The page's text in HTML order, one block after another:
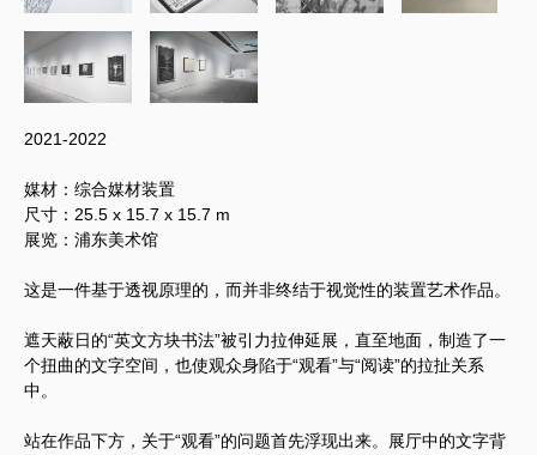
2021-2022
媒材：综合媒材装置
尺寸：25.5 x 15.7 x 15.7 m
展览：浦东美术馆
这是一件基于透视原理的，而并非终结于视觉性的装置艺术作品。
遮天蔽日的“英文方块书法”被引力拉伸延展，直至地面，制造了一
个扭曲的文字空间，也使观众身陷于“观看”与“阅读”的拉扯关系
中。
站在作品下方，关于“观看”的问题首先浮现出来。展厅中的文字背